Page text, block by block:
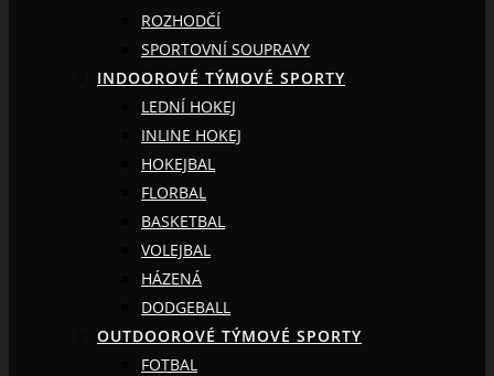
ROZHODČÍ
SPORTOVNÍ SOUPRAVY
INDOOROVÉ TÝMOVÉ SPORTY
LEDNÍ HOKEJ
INLINE HOKEJ
HOKEJBAL
FLORBAL
BASKETBAL
VOLEJBAL
HÁZENÁ
DODGEBALL
OUTDOOROVÉ TÝMOVÉ SPORTY
FOTBAL